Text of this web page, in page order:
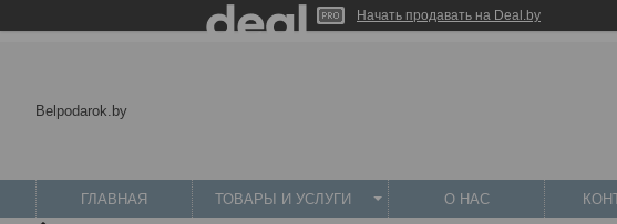
Начать продавать на Deal.by
Belpodarok.by
ГЛАВНАЯ ТОВАРЫ И УСЛУГИ О НАС